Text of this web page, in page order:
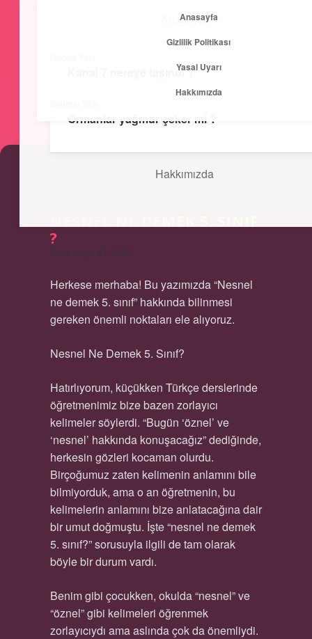
Anasayfa
Gizlilik Politikası
Yasal Uyarı
Hakkımızda
Kısa ve Öz
?
Tarih: Mayıs 27, 2026
Herkese merhaba! Bu yazımızda “Nesnel
ne demek 5. sınıf” hakkında bilinmesi
gereken önemli noktaları ele alıyoruz.
Nesnel Ne Demek 5. Sınıf?
Hatırlıyorum, küçükken Türkçe derslerinde
öğretmenimiz bize bazen zorlayıcı
kelimeler söylerdi. “Bugün ‘öznel’ ve
‘nesnel’ hakkında konuşacağız” dediğinde,
herkesin gözleri kocaman olurdu.
Birçoğumuz zaten kelimenin anlamını bile
bilmiyorduk, ama o an öğretmenin, bu
kelimelerin anlamını bize anlatacağına dair
bir umut doğmuştu. İşte “nesnel ne demek
5. sınıf?” sorusuyla ilgili de tam olarak
böyle bir durum vardı.
Benim gibi çocukken, okulda “nesnel” ve
“öznel” gibi kelimeleri öğrenmek
zorlayıcıydı ama aslında çok da önemliydi.
Kanal 7 nereye taşındı ?
Ormanlar yağmur çeker mi ?
Anasayfa
Gizlilik Politikası
Yasal Uyarı
Hakkımızda